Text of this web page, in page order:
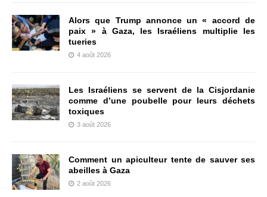
Alors que Trump annonce un « accord de
paix » à Gaza, les Israéliens multiplie les
tueries
4 août 2026
Les Israéliens se servent de la Cisjordanie
comme d’une poubelle pour leurs déchets
toxiques
3 août 2026
Comment un apiculteur tente de sauver ses
abeilles à Gaza
2 août 2026